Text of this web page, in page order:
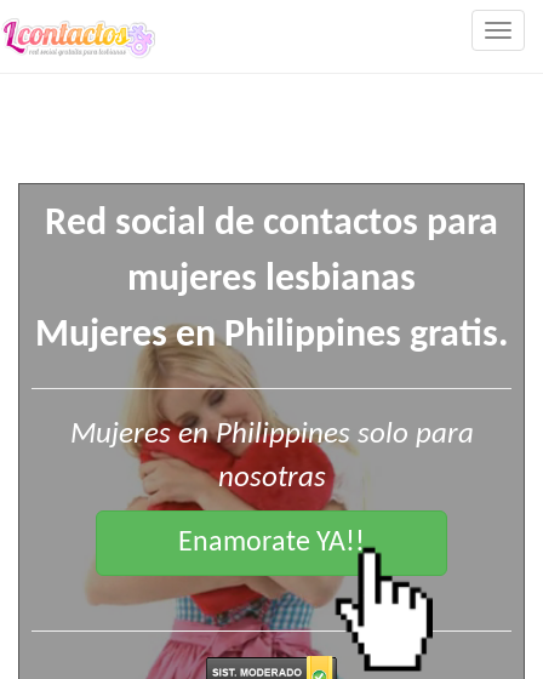
Red social de contactos para
mujeres lesbianas
Mujeres en Philippines gratis.
Mujeres en Philippines solo para
nosotras
Enamorate YA!!